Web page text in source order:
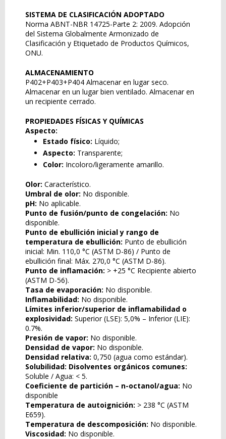
SISTEMA DE CLASIFICACIÓN ADOPTADO
Norma ABNT-NBR 14725-Parte 2: 2009. Adopción
del Sistema Globalmente Armonizado de
Clasificación y Etiquetado de Productos Químicos,
ONU.
ALMACENAMIENTO
P402+P403+P404 Almacenar en lugar seco.
Almacenar en un lugar bien ventilado. Almacenar en
un recipiente cerrado.
PROPIEDADES FÍSICAS Y QUÍMICAS
Aspecto:
Estado físico: Líquido;
Aspecto: Transparente;
Color: Incoloro/ligeramente amarillo.
Olor: Característico.
Umbral de olor: No disponible.
pH: No aplicable.
Punto de fusión/punto de congelación: No
disponible.
Punto de ebullición inicial y rango de
temperatura de ebullición: Punto de ebullición
inicial: Min. 110,0 °C (ASTM D-86) / Punto de
ebullición final: Máx. 270,0 °C (ASTM D-86).
Punto de inflamación: > +25 °C Recipiente abierto
(ASTM D-56).
Tasa de evaporación: No disponible.
Inflamabilidad: No disponible.
Límites inferior/superior de inflamabilidad o
explosividad: Superior (LSE): 5,0% – Inferior (LIE):
0.7%.
Presión de vapor: No disponible.
Densidad de vapor: No disponible.
Densidad relativa: 0,750 (agua como estándar).
Solubilidad: Disolventes orgánicos comunes:
Soluble / Agua: < 5.
Coeficiente de partición – n-octanol/agua: No
disponible
Temperatura de autoignición: > 238 °C (ASTM
E659).
Temperatura de descomposición: No disponible.
Viscosidad: No disponible.